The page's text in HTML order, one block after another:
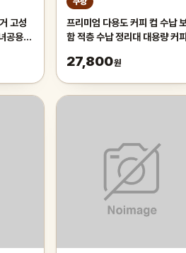
고성
공용
단/26
프리미엄 다용도 커피 컵 수납
함 적층 수납 정리대 대용량 커
27,800원